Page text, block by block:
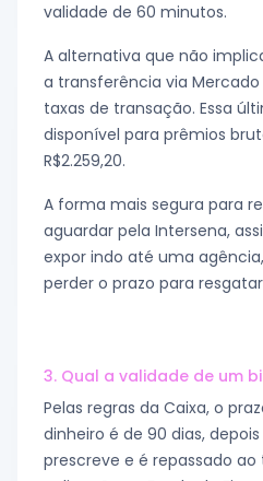
validade de 60 minutos.
A alternativa que não
a transferência via
taxas de transação. Essa
disponível para prêmios
R$2.259,20.
A forma mais segura para
aguardar pela Intersena,
expor indo até uma
perder o prazo para
3. Qual a validade de um
Pelas regras da Caixa, o
dinheiro é de 90 dias,
prescreve e é repassado